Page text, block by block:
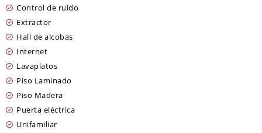
Control de ruido
Extractor
Hall de alcobas
Internet
Lavaplatos
Piso Laminado
Piso Madera
Puerta eléctrica
Unifamiliar